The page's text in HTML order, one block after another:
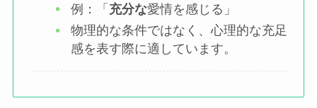
例：「 充分な愛情を感じる」
物理的な条件ではなく、心理的な充足
感を表す際に適しています。